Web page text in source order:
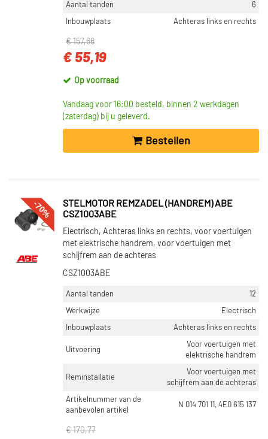
Aantal tanden
6
Inbouwplaats
Achteras links en rechts
€ 157,66
€ 55,19
Op voorraad
Vandaag voor 16:00 besteld, binnen 2 werkdagen
(zaterdag) bij u geleverd.
Bestellen
-70%
STELMOTOR REMZADEL (HANDREM) ABE
CSZ1003ABE
Electrisch, Achteras links en rechts, voor voertuigen
met elektrische handrem, voor voertuigen met
schijfrem aan de achteras
CSZ1003ABE
Aantal tanden
12
Werkwijze
Electrisch
Inbouwplaats
Achteras links en rechts
Uitvoering
Voor voertuigen met
elektrische handrem
Reminstallatie
Voor voertuigen met
schijfrem aan de achteras
Artikelnummer van de
aanbevolen artikel
N 014 701 11, 4E0 615 137
€ 170,77